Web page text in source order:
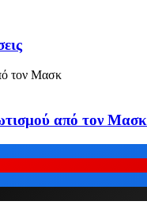
από τον Μασκ